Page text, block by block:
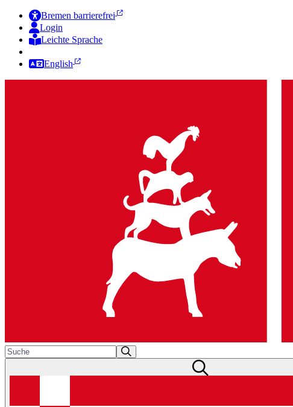
Bremen barrierefrei
Login
Leichte Sprache
English